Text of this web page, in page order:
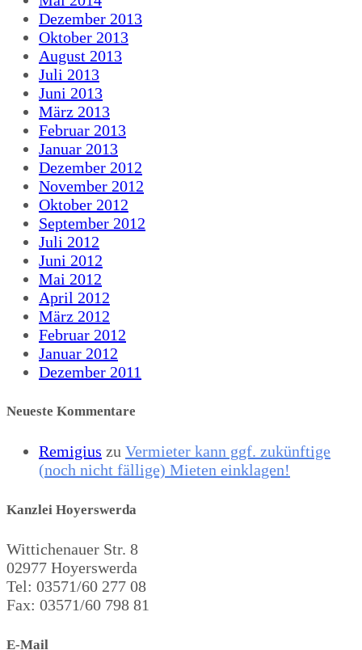
Dezember 2013
Oktober 2013
August 2013
Juli 2013
Juni 2013
März 2013
Februar 2013
Januar 2013
Dezember 2012
November 2012
Oktober 2012
September 2012
Juli 2012
Juni 2012
Mai 2012
April 2012
März 2012
Februar 2012
Januar 2012
Dezember 2011
Neueste Kommentare
Remigius zu Vermieter kann ggf. zukünftige
(noch nicht fällige) Mieten einklagen!
Kanzlei Hoyerswerda
Wittichenauer Str. 8
02977 Hoyerswerda
Tel: 03571/60 277 08
Fax: 03571/60 798 81
E-Mail